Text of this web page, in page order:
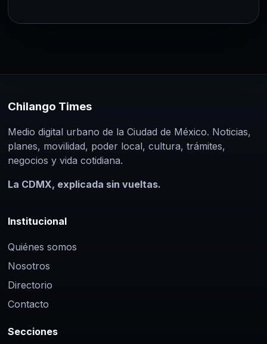
Chilango Times
Medio digital urbano de la Ciudad de México. Noticias,
planes, movilidad, poder local, cultura, trámites,
negocios y vida cotidiana.
La CDMX, explicada sin vueltas.
Institucional
Quiénes somos
Nosotros
Directorio
Contacto
Secciones